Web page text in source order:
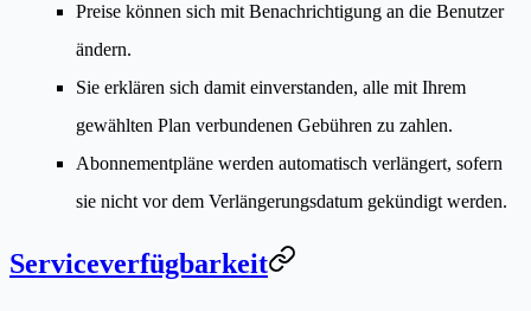
Preise können sich mit Benachrichtigung an die Benutzer
ändern.
Sie erklären sich damit einverstanden, alle mit Ihrem
gewählten Plan verbundenen Gebühren zu zahlen.
Abonnementpläne werden automatisch verlängert, sofern
sie nicht vor dem Verlängerungsdatum gekündigt werden.
Serviceverfügbarkeit